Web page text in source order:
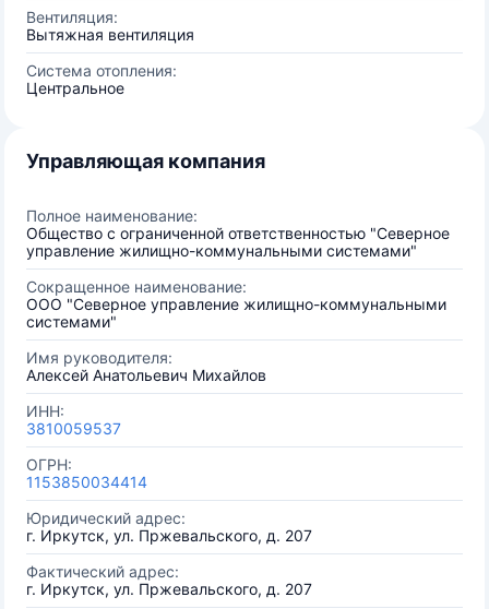
Вентиляция:
Вытяжная вентиляция
Система отопления:
Центральное
Управляющая компания
Полное наименование:
Общество с ограниченной ответственностью "Северное
управление жилищно-коммунальными системами"
Сокращенное наименование:
ООО "Северное управление жилищно-коммунальными
системами"
Имя руководителя:
Алексей Анатольевич Михайлов
ИНН:
3810059537
ОГРН:
1153850034414
Юридический адрес:
г. Иркутск, ул. Пржевальского, д. 207
Фактический адрес:
г. Иркутск, ул. Пржевальского, д. 207